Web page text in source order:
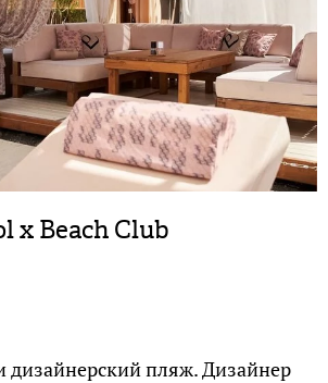
x Beach Club
дизайнерский пляж. Дизайнер